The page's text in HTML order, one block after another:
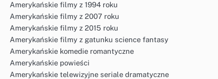
Amerykańskie filmy z 1994 roku
Amerykańskie filmy z 2007 roku
Amerykańskie filmy z 2015 roku
Amerykańskie filmy z gatunku science fantasy
Amerykańskie komedie romantyczne
Amerykańskie powieści
Amerykańskie telewizyjne seriale dramatyczne